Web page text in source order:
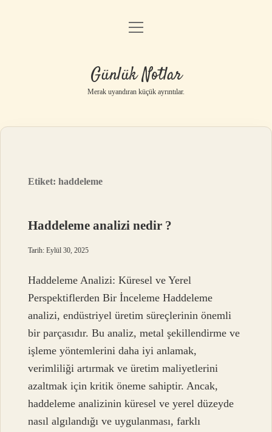
Anasayfa
Yasal Uyarı
menüyü
Günlük Notlar
Merak uyandıran küçük ayrıntılar.
Etiket:haddeleme
Haddeleme analizi nedir ?
Tarih: Eylül 30, 2025
Haddeleme Analizi: Küresel ve Yerel
Perspektiflerden Bir İnceleme Haddeleme
analizi, endüstriyel üretim süreçlerinin önemli
bir parçasıdır. Bu analiz, metal şekillendirme ve
işleme yöntemlerini daha iyi anlamak,
verimliliği artırmak ve üretim maliyetlerini
azaltmak için kritik öneme sahiptir. Ancak,
haddeleme analizinin küresel ve yerel düzeyde
nasıl algılandığı ve uygulanması, farklı